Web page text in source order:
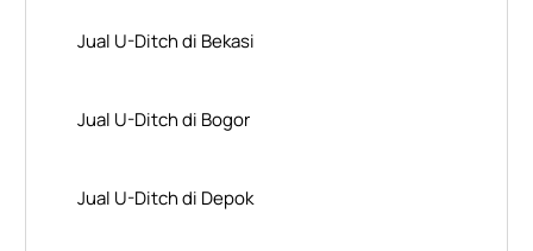
Jual U-Ditch di Bekasi
Jual U-Ditch di Bogor
Jual U-Ditch di Depok